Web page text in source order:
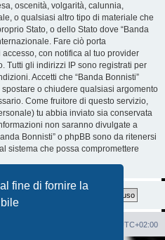
fine di fornire la
oscenità, volgarità, calunnia,
o qualsiasi altro tipo di materiale che
Stato, o dello Stato dove “Banda
Fare ciò porta
con notifica al tuo provider
Tutti gli indirizzi IP sono registrati per
Accetti che “Banda Bonnisti”
o chiudere qualsiasi argomento
Come fruitore di questo servizio,
tu abbia inviato sia conservata
non saranno divulgate a
Bonnisti” o phpBB sono da ritenersi
sistema che possa compromettere
UTC+02:00